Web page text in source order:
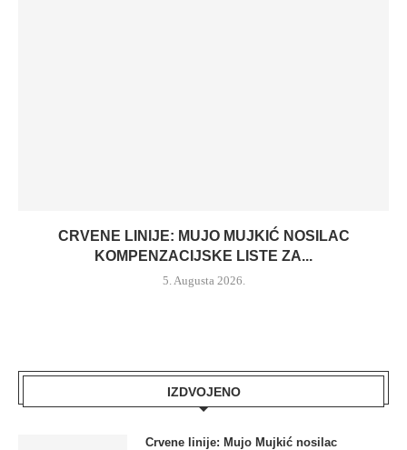
CRVENE LINIJE: MUJO MUJKIĆ NOSILAC
KOMPENZACIJSKE LISTE ZA...
5. Augusta 2026.
IZDVOJENO
Crvene linije: Mujo Mujkić nosilac